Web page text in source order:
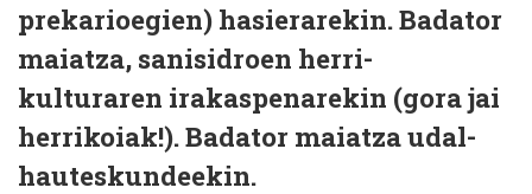
prekarioegien) hasierarekin. Badator
maiatza, sanisidroen herri-
kulturaren irakaspenarekin (gora jai
herrikoiak!). Badator maiatza udal-
hauteskundeekin.